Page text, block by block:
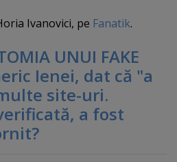
Ivanovici, pe Fanatik.
UNUI FAKE
Ienei, dat că "a
site-uri.
a fost